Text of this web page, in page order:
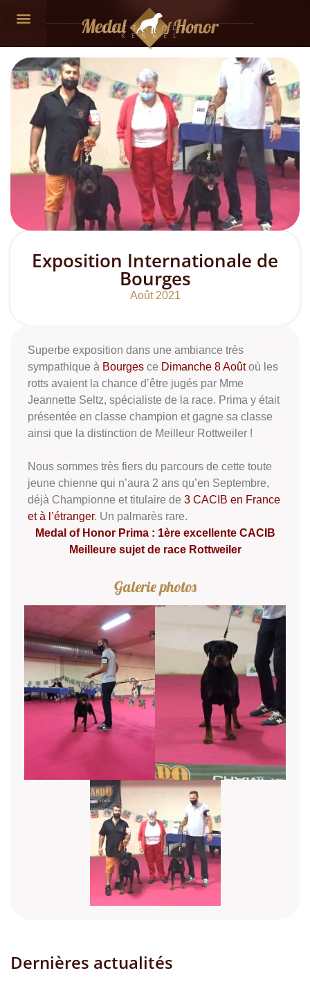
ROTTWEILER
KENNEL
Exposition Internationale de
Bourges
Août 2021
Superbe exposition dans une ambiance très
sympathique à Bourges ce Dimanche 8 Aoûtoù les
rotts avaient la chance d’être jugés par Mme
Jeannette Seltz, spécialiste de la race. Prima y était
présentée en classe champion et gagne sa classe
ainsi que la distinction de Meilleur Rottweiler !
Nous sommes très fiers du parcours de cette toute
jeune chienne qui n’aura 2 ans qu’en Septembre,
déjà Championne et titulaire de 3 CACIB en France
et à l’étranger. Un palmarès rare.
Medal of Honor Prima : 1ère excellente CACIB
Meilleure sujet de race Rottweiler
Dernières actualités